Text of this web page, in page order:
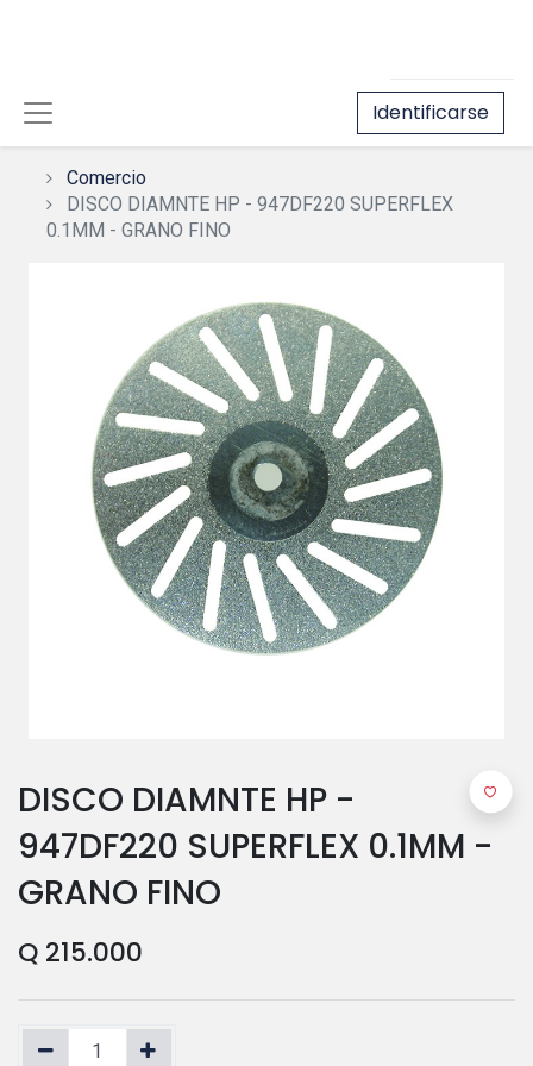
Identificarse
Comercio
DISCO DIAMNTE HP - 947DF220 SUPERFLEX
0.1MM - GRANO FINO
DISCO DIAMNTE HP -
947DF220 SUPERFLEX 0.1MM -
GRANO FINO
Q 215.000